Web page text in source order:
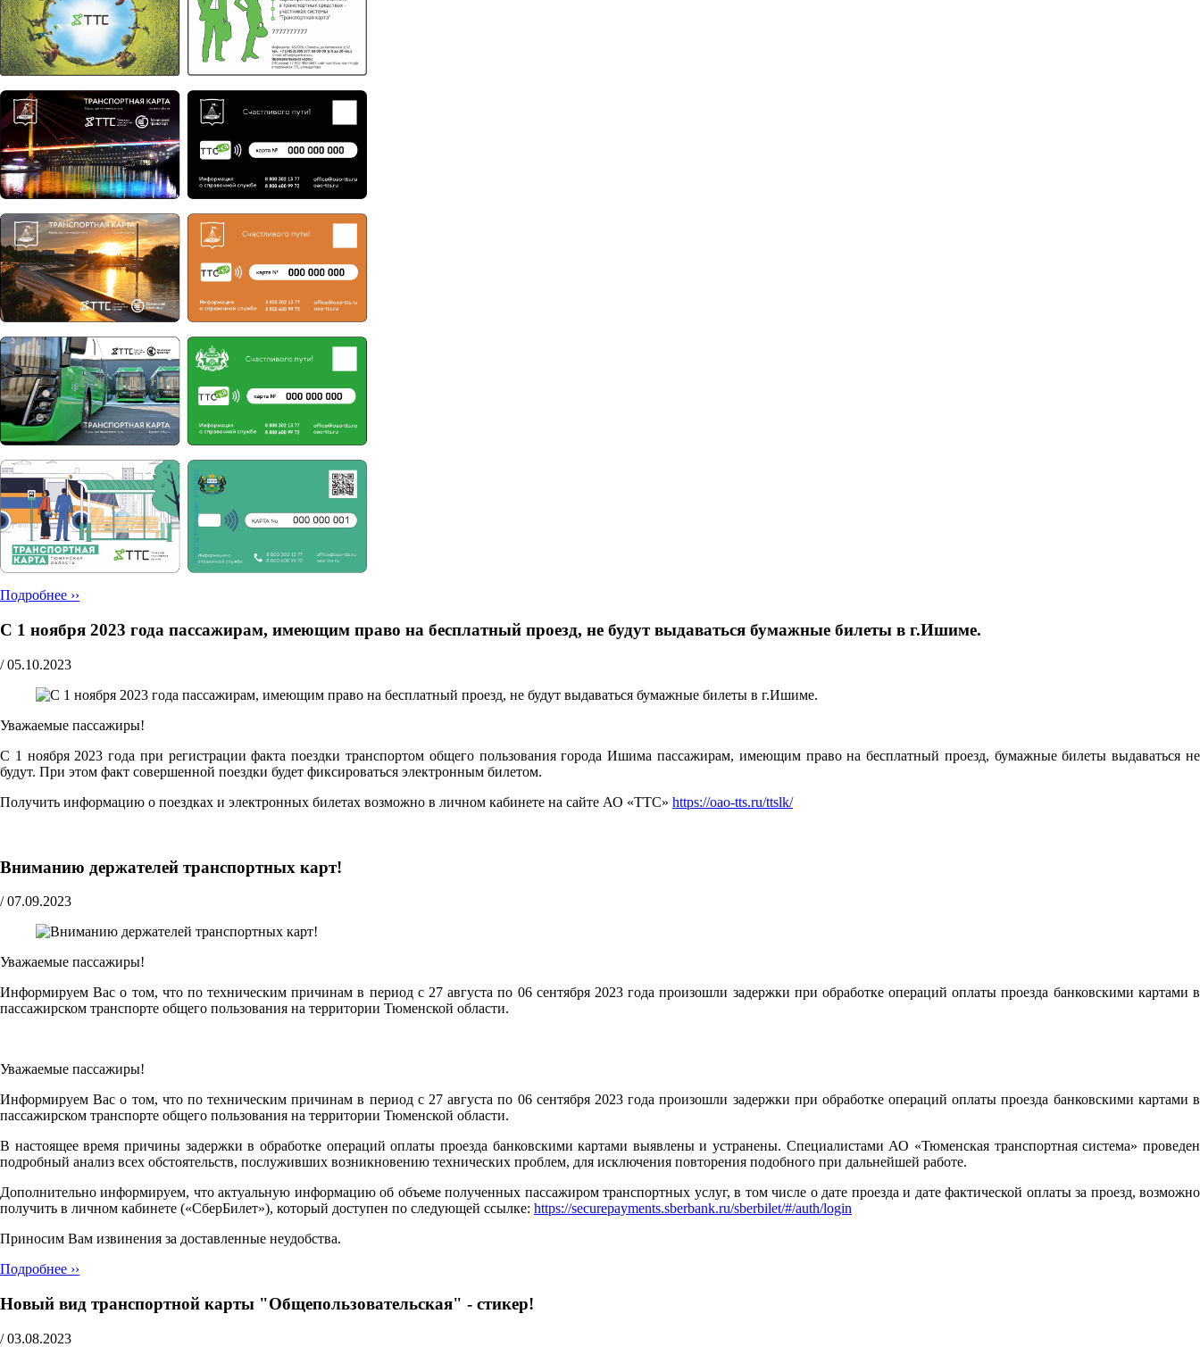
Подробнее ››
С 1 ноября 2023 года пассажирам, имеющим право на бесплатный проезд, не будут выдаваться бумажные билеты в г.Ишиме.
/ 05.10.2023
Уважаемые пассажиры!
С 1 ноября 2023 года при регистрации факта поездки транспортом общего пользования города Ишима пассажирам, имеющим право на бесплатный проезд, бумажные билеты выдаваться не
будут. При этом факт совершенной поездки будет фиксироваться электронным билетом.
Получить информацию о поездках и электронных билетах возможно в личном кабинете на сайте АО «ТТС» https://oao-tts.ru/ttslk/
Вниманию держателей транспортных карт!
/ 07.09.2023
Уважаемые пассажиры!
Информируем Вас о том, что по техническим причинам в период с 27 августа по 06 сентября 2023 года произошли задержки при обработке операций оплаты проезда банковскими картами в
пассажирском транспорте общего пользования на территории Тюменской области.
Уважаемые пассажиры!
Информируем Вас о том, что по техническим причинам в период с 27 августа по 06 сентября 2023 года произошли задержки при обработке операций оплаты проезда банковскими картами в
пассажирском транспорте общего пользования на территории Тюменской области.
В настоящее время причины задержки в обработке операций оплаты проезда банковскими картами выявлены и устранены. Специалистами АО «Тюменская транспортная система» проведен
подробный анализ всех обстоятельств, послуживших возникновению технических проблем, для исключения повторения подобного при дальнейшей работе.
Дополнительно информируем, что актуальную информацию об объеме полученных пассажиром транспортных услуг, в том числе о дате проезда и дате фактической оплаты за проезд, возможно
получить в личном кабинете («СберБилет»), который доступен по следующей ссылке: https://securepayments.sberbank.ru/sberbilet/#/auth/login
Приносим Вам извинения за доставленные неудобства.
Подробнее ››
Новый вид транспортной карты "Общепользовательская" - стикер!
/ 03.08.2023